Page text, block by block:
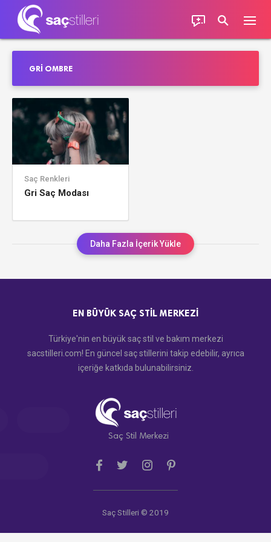
GRI OMBRE
Saç Renkleri
Gri Saç Modası
Daha Fazla İçerik Yükle
EN BÜYÜK SAÇ STIL MERKEZI
Türkiye'nin en büyük saç stil ve bakım merkezi
sacstilleri.com! En güncel saç stillerini takip edebilir, ayrıca
içeriğe katkıda bulunabilirsiniz.
Saç Stil Merkezi
Saç Stilleri © 2019